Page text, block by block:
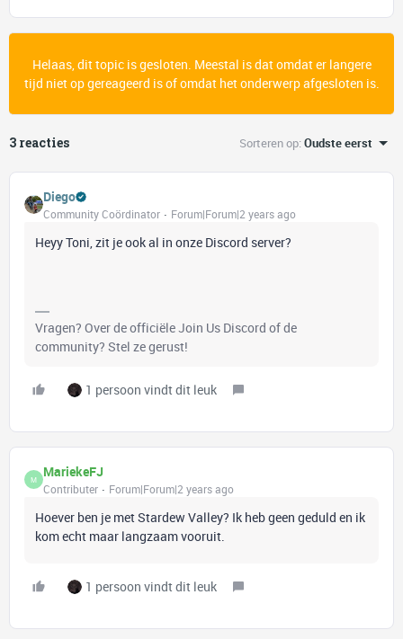
Helaas, dit topic is gesloten. Meestal is dat omdat er langere
tijd niet op gereageerd is of omdat het onderwerp afgesloten is.
3 reacties Sorteren op:Oudste eerst
Diego
Community Coördinator Forum|Forum|2 years ago
Heyy Toni, zit je ook al in onze Discord server?
Vragen? Over de officiële Join Us Discord of de
community? Stel ze gerust!
1 persoon vindt dit leuk
M MariekeFJ
Contributer Forum|Forum|2 years ago
Hoever ben je met Stardew Valley? Ik heb geen geduld en ik
kom echt maar langzaam vooruit.
1 persoon vindt dit leuk